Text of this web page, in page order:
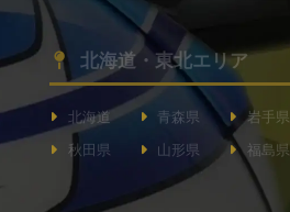
北海道・東北エリア
北海道 青森県 岩手県
秋田県
山形県 福島県